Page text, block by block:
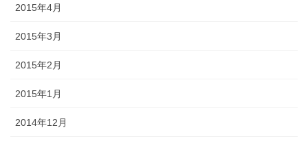
2015年4月
2015年3月
2015年2月
2015年1月
2014年12月